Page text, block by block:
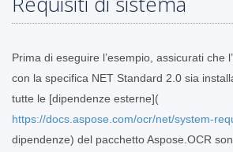
Prima di eseguire l’esempio, assicurati che
con la specifica NET Standard 2.0 sia
tutte le [dipendenze esterne](
https://docs.aspose.com/ocr/net/system-
dipendenze) del pacchetto Aspose.OCR